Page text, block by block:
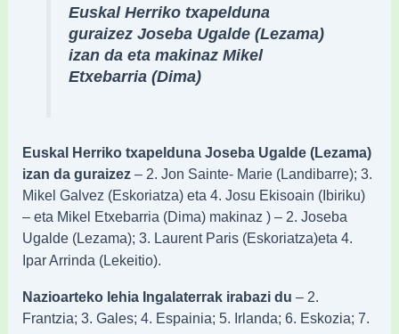
Euskal Herriko txapelduna
guraizez Joseba Ugalde (Lezama)
izan da etamakinaz Mikel
Etxebarria (Dima)
Euskal Herriko txapelduna Joseba Ugalde (Lezama)
izan da guraizez – 2. Jon Sainte- Marie (Landibarre); 3.
Mikel Galvez (Eskoriatza) eta 4. Josu Ekisoain (Ibiriku)
– eta Mikel Etxebarria (Dima) makinaz ) – 2. Joseba
Ugalde (Lezama); 3. Laurent Paris (Eskoriatza)eta 4.
Ipar Arrinda (Lekeitio).
Nazioarteko lehia Ingalaterrak irabazi du – 2.
Frantzia; 3. Gales; 4. Espainia; 5. Irlanda; 6. Eskozia; 7.